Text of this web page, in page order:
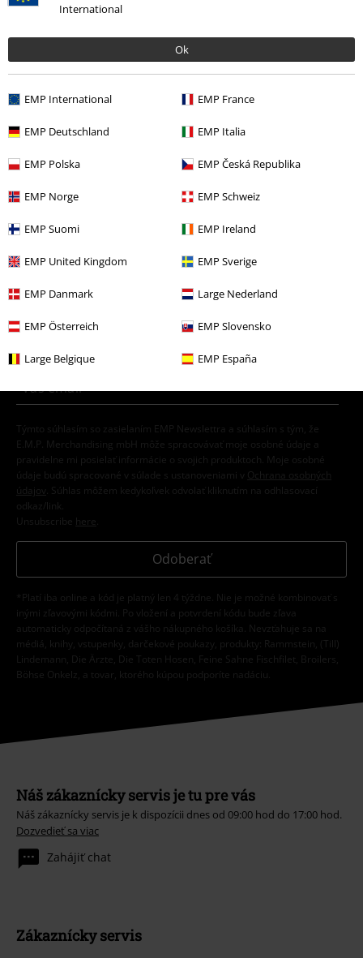
International
Ok
EMP International EMP France
EMP Deutschland EMP Italia
EMP Polska EMP Česká Republika
EMP Norge EMP Schweiz
EMP Suomi EMP Ireland
EMP United Kingdom EMP Sverige
EMP Danmark Large Nederland
EMP Österreich EMP Slovensko
Large Belgique EMP España
More categories. More options.
E-Mail Newsletter
Získajte 15% zľavový poukaz, keď sa prihlásite
Týmto súhlasím so zasielaním EMP Newslettra a súhlasím s tým, že
E.M.P. Merchandising mbH môže spracovávať moje osobné údaje a
pravidelne mi posielať informácie o svojich produktoch. Moje osobné
údaje budú spracované v súlade s ustanoveniami v
Ochrana osobných
údajov
. Súhlas môžem kedykoľvek odvolať kliknutím na odhlasovací
odkaz/link.
Unsubscribe here
Odoberať
*Platí iba online a kód je platný len 4 týždne. Nie je možné kombinovať s
inými zľavovými kódmi. Po vložení a potvrdení kódu bude zľava
automaticky odpočítaná z vášho nákupného košíka. Nevzťahuje sa na
médiá, knihy, vstupenky, darčekové poukazy, produkty: Rammstein, (Till)
Lindemann, Die Ärzte, Die Toten Hosen, Feine Sahne Fischfilet, Broilers,
Böhse Onkelz, a tovar, ktorého kúpou podporíte nadáciu.
Náš zákaznícky servis je tu pre vás
Náš zákaznícky servis je k dispozícii dnes od 09:00 hod do 17:00 hod.
Dozvedieť sa viac
Zahájiť chat
Zákaznícky servis